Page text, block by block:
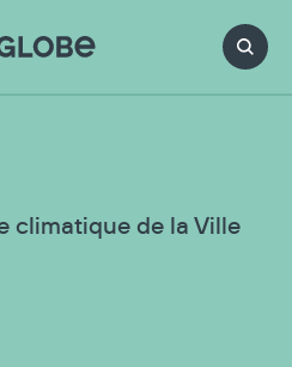
climatique de la Ville